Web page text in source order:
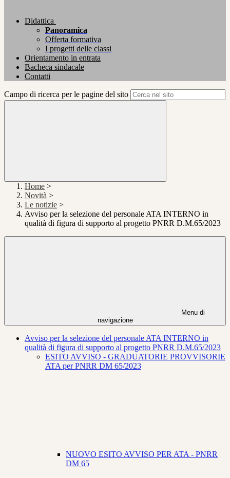
Didattica
Panoramica
Offerta formativa
I progetti delle classi
Orientamento in entrata
Bacheca sindacale
Contatti
Campo di ricerca per le pagine del sito
Home >
Novità >
Le notizie >
Avviso per la selezione del personale ATA INTERNO in
qualità di figura di supporto al progetto PNRR D.M.65/2023
Menu di
navigazione
Avviso per la selezione del personale ATA INTERNO in
qualità di figura di supporto al progetto PNRR D.M.65/2023
ESITO AVVISO - GRADUATORIE PROVVISORIE
ATA per PNRR DM 65/2023
NUOVO ESITO AVVISO PER ATA - PNRR
DM 65